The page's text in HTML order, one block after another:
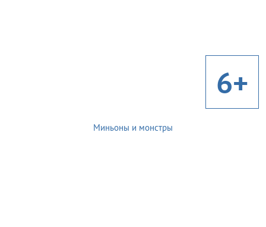
6+
Миньоны и монстры